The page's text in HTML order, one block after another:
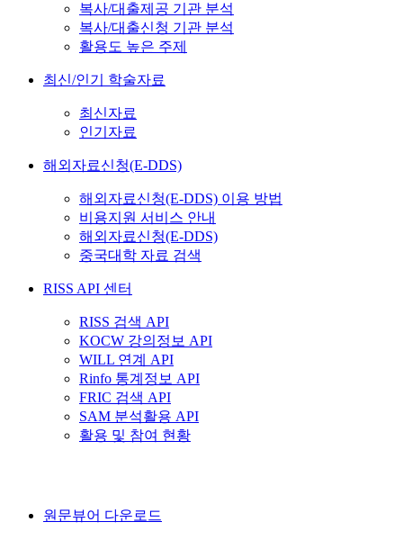
복사/대출제공 기관 분석
복사/대출신청 기관 분석
활용도 높은 주제
최신/인기 학술자료
최신자료
인기자료
해외자료신청(E-DDS)
해외자료신청(E-DDS) 이용 방법
비용지원 서비스 안내
해외자료신청(E-DDS)
중국대학 자료 검색
RISS API 센터
RISS 검색 API
KOCW 강의정보 API
WILL 연계 API
Rinfo 통계정보 API
FRIC 검색 API
SAM 분석활용 API
활용 및 참여 현황
원문뷰어 다운로드